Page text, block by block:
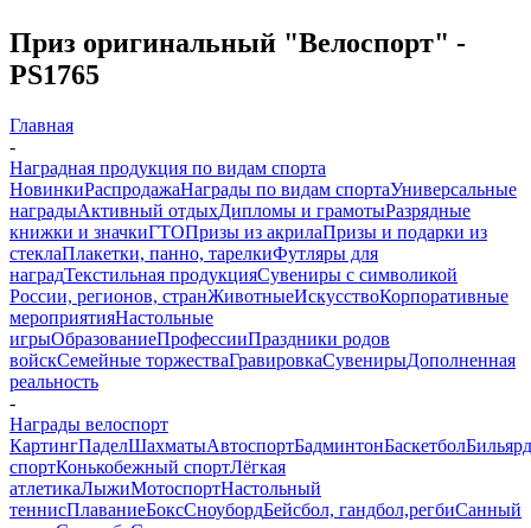
Приз оригинальный "Велоспорт" -
PS1765
Главная
-
Наградная продукция по видам спорта
НовинкиРаспродажаНаграды по видам спортаУниверсальные
наградыАктивный отдыхДипломы и грамотыРазрядные
книжки и значкиГТОПризы из акрилаПризы и подарки из
стеклаПлакетки, панно, тарелкиФутляры для
наградТекстильная продукцияСувениры с символикой
России, регионов, странЖивотныеИскусствоКорпоративные
мероприятияНастольные
игрыОбразованиеПрофессииПраздники родов
войскСемейные торжестваГравировкаСувенирыДополненная
реальность
-
Награды велоспорт
КартингПаделШахматыАвтоспортБадминтонБаскетболБильярд
спортКонькобежный спортЛёгкая
атлетикаЛыжиМотоспортНастольный
теннисПлаваниеБоксСноубордБейсбол, гандбол,регбиСанный